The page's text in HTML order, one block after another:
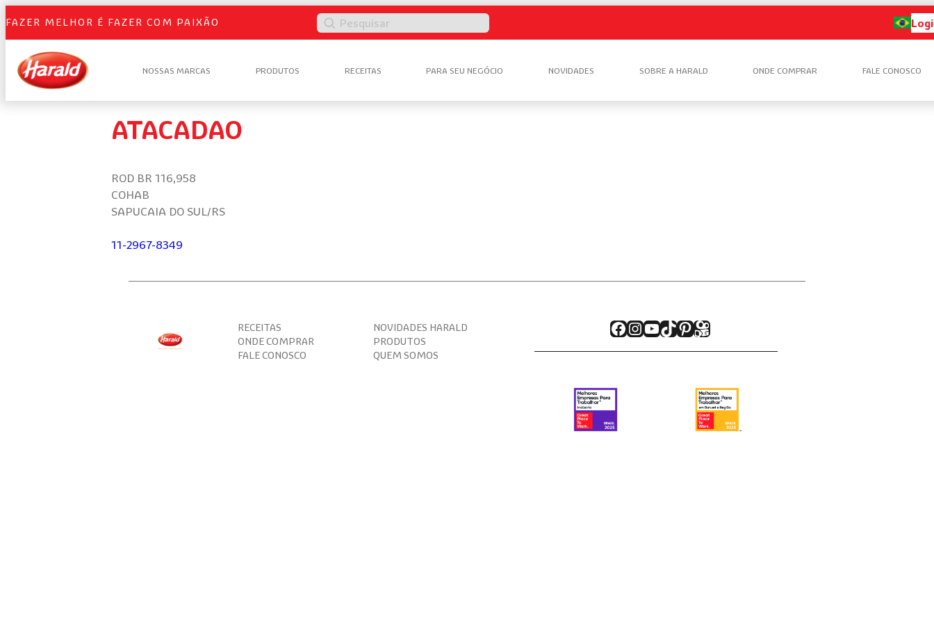
FAZER MELHOR É FAZER COM PAIXÃO Pesquisar
NOSSAS MARCAS PRODUTOS RECEITAS PARA SEU NEGÓCIO NOVIDADES SOBRE A HARALD ONDE COMPRAR FALE CONOSCO
ATACADAO
ROD BR 116,958
COHAB
SAPUCAIA DO SUL/RS
11-2967-8349
RECEITAS
NOVIDADES HARALD
ONDE COMPRAR
PRODUTOS
FALE CONOSCO
QUEM SOMOS
Facebook
Instagram
Youtube
TikTok
Pinterest
Kwai